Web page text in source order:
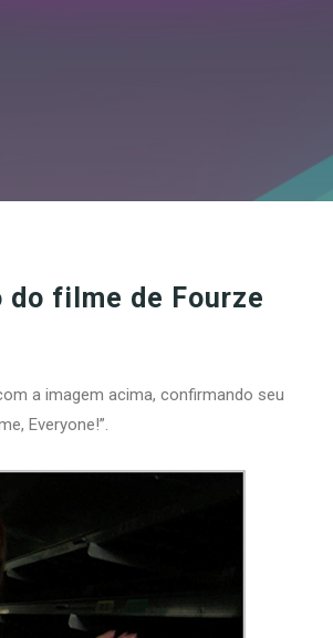
do filme de Fourze
a imagem acima, confirmando seu
Everyone!”.